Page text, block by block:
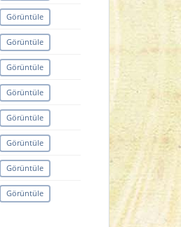
Görüntüle
Görüntüle
Görüntüle
Görüntüle
Görüntüle
Görüntüle
Görüntüle
Görüntüle